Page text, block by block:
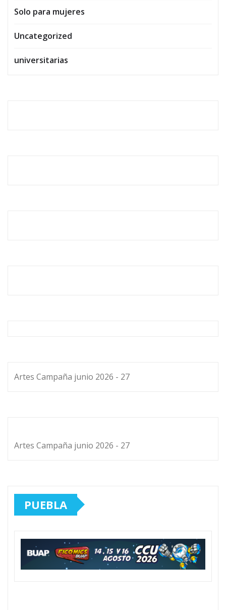
Solo para mujeres
Uncategorized
universitarias
Artes Campaña junio 2026 - 27
Artes Campaña junio 2026 - 27
PUEBLA